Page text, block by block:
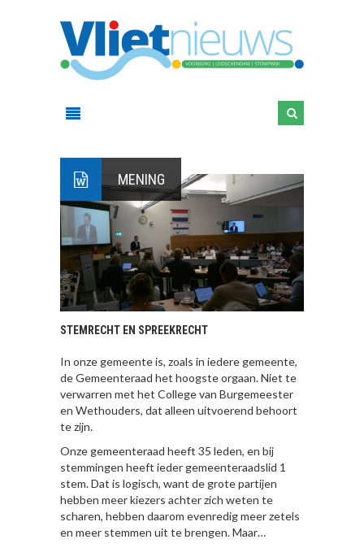
MENING
STEMRECHT EN SPREEKRECHT
In onze gemeente is, zoals in iedere gemeente,
de Gemeenteraad het hoogste orgaan. Niet te
verwarren met het College van Burgemeester
en Wethouders, dat alleen uitvoerend behoort
te zijn.
Onze gemeenteraad heeft 35 leden, en bij
stemmingen heeft ieder gemeenteraadslid 1
stem. Dat is logisch, want de grote partijen
hebben meer kiezers achter zich weten te
scharen, hebben daarom evenredig meer zetels
en meer stemmen uit te brengen. Maar…